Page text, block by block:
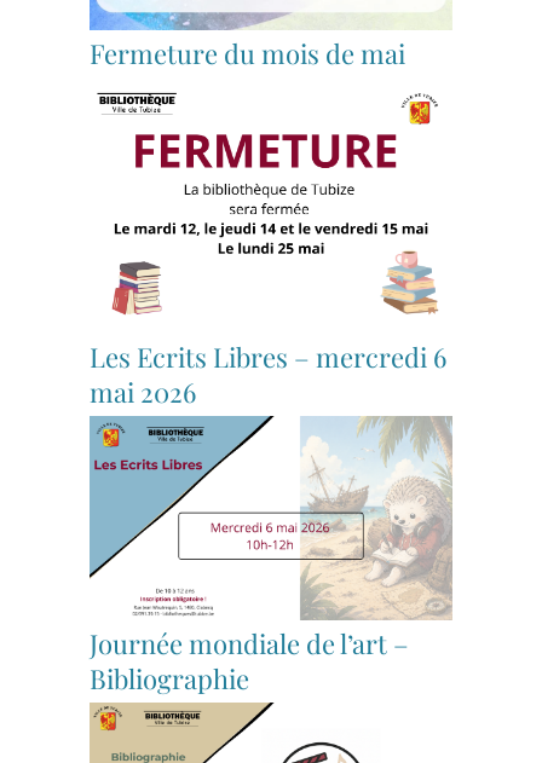
Fermeture du mois de mai
Les Ecrits Libres – mercredi 6
mai 2026
Journée mondiale de l’art –
Bibliographie